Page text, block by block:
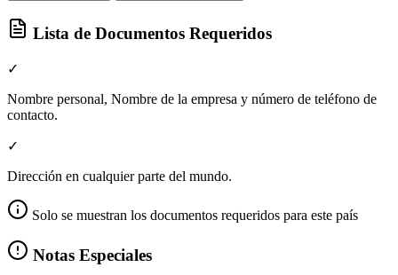
Lista de Documentos Requeridos
✓
Nombre personal, Nombre de la empresa y número de teléfono de
contacto.
✓
Dirección en cualquier parte del mundo.
Solo se muestran los documentos requeridos para este país
Notas Especiales